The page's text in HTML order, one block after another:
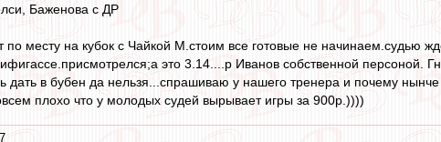
Баженова с ДР
по месту на кубок с Чайкой М.стоим все готовые не начинаем.судью
это 3.14....р Иванов собственной персоной.
дать в бубен да нельзя...спрашиваю у нашего тренера и почему
плохо что у молодых судей вырывает игры за 900р.))))